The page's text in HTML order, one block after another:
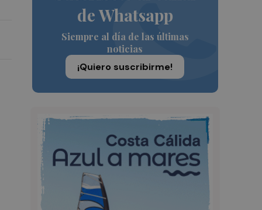
de Whatsapp
Siempre al día de las últimas
noticias
¡Quiero suscribirme!